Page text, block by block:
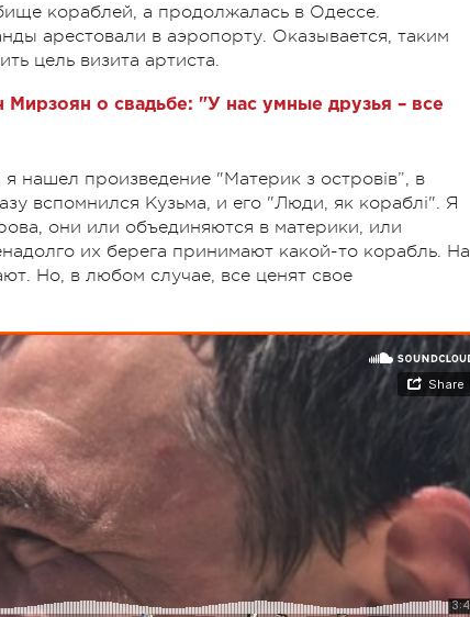
кораблей, а продолжалась в Одессе.
арестовали в аэропорту. Оказывается, таким
цель визита артиста.
о свадьбе: "У нас умные друзья – все
нашел произведение "Материк з островів”, в
вспомнился Кузьма, и его "Люди, як кораблі". Я
они или объединяются в материки, или
их берега принимают какой-то корабль. На
Но, в любом случае, все ценят свое